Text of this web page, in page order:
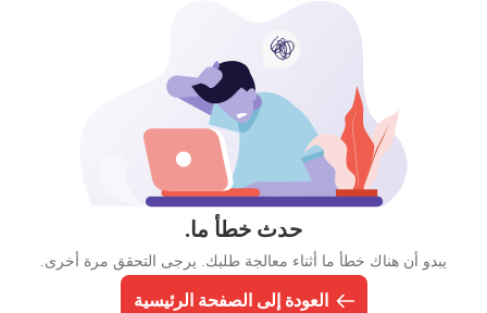
حدث خطأ ما.
يبدو أن هناك خطأ ما أثناء معالجة طلبك. يرجى التحقق مرة أخرى.
العودة إلى الصفحة الرئيسية